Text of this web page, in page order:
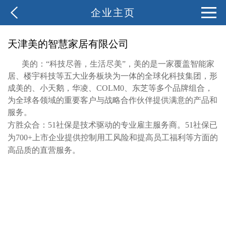
企业主页
天津美的智慧家居有限公司
美的： “科技尽善，生活尽美”，美的是一家覆盖智能家
居、楼宇科技等五大业务板块为一体的全球化科技集团，形
成美的、小天鹅，华凌、COLM0、东芝等多个品牌组合，
为全球各领域的重要客户与战略合作伙伴提供满意的产品和
服务。
方胜众合： 51社保是技术驱动的专业雇主服务商。51社保已
为700+上市企业提供控制用工风险和提高员工福利等方面的
高品质的直营服务。